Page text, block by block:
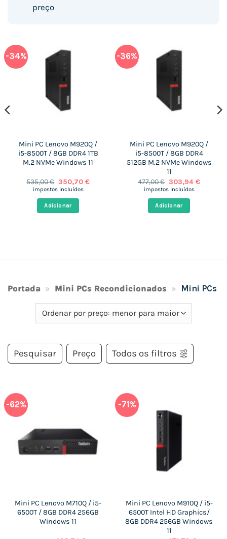
preço
-34%
Mini PC Lenovo M920Q /
i5-8500T / 8GB DDR4 1TB
M.2 NVMe Windows 11
535,00€ O
preço
era:
535,00 €.
350,70 €O
impostos incluídos
Adicionar
-36%
Mini PC Lenovo M920Q /
i5-8500T / 8GB DDR4
512GB M.2 NVMe Windows
11
477,00€ O
preço
era:
477,00 €.
303,94 €O
impostos incluídos
Adicionar
Portada » Mini PCs Recondicionados » Mini PCs
Pesquisar Preço Todos os filtros
-62%
Mini PC Lenovo M710Q / i5-
6500T / 8GB DDR4 256GB
Windows 11
-71%
Mini PC Lenovo M910Q / i5-
6500T Intel HD Graphics/
8GB DDR4 256GB Windows
11